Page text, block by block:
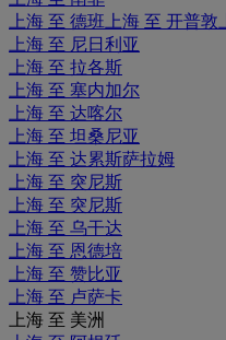
上海 至 德班 上海 至 开普敦
上海 至 尼日利亚
上海 至 拉各斯
上海 至 塞内加尔
上海 至 达喀尔
上海 至 坦桑尼亚
上海 至 达累斯萨拉姆
上海 至 突尼斯
上海 至 突尼斯
上海 至 乌干达
上海 至 恩德培
上海 至 赞比亚
上海 至 卢萨卡
上海 至 美洲